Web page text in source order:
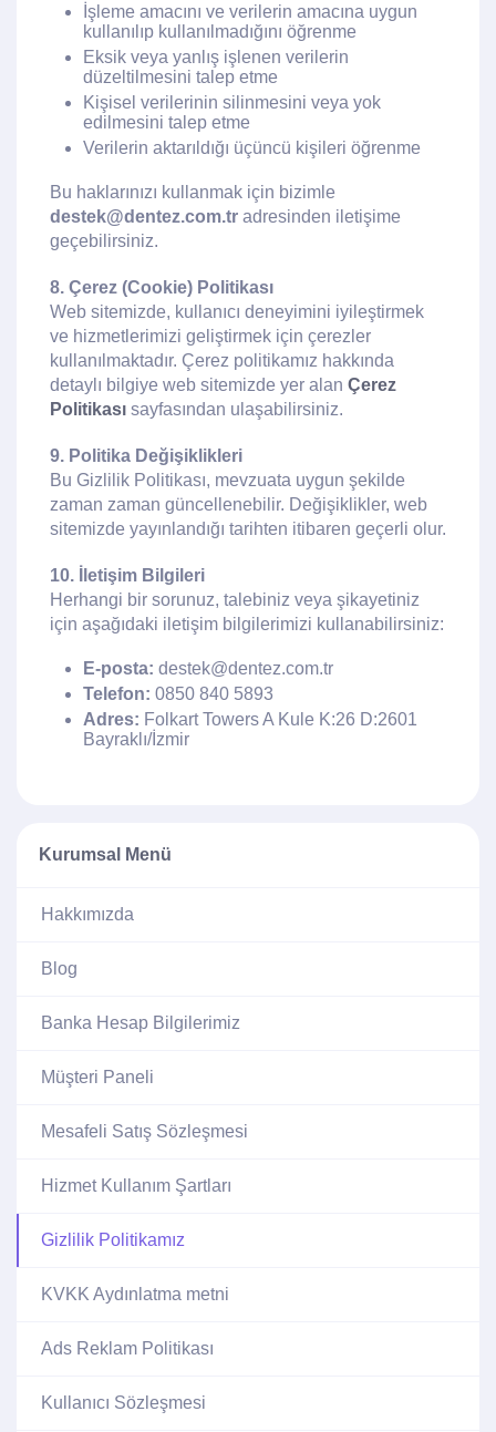
İşleme amacını ve verilerin amacına uygun
kullanılıp kullanılmadığını öğrenme
Eksik veya yanlış işlenen verilerin
düzeltilmesini talep etme
Kişisel verilerinin silinmesini veya yok
edilmesini talep etme
Verilerin aktarıldığı üçüncü kişileri öğrenme
Bu haklarınızı kullanmak için bizimle
destek@dentez.com.tr adresinden iletişime
geçebilirsiniz.
8. Çerez (Cookie) Politikası
Web sitemizde, kullanıcı deneyimini iyileştirmek
ve hizmetlerimizi geliştirmek için çerezler
kullanılmaktadır. Çerez politikamız hakkında
detaylı bilgiye web sitemizde yer alan Çerez
Politikası sayfasından ulaşabilirsiniz.
9. Politika Değişiklikleri
Bu Gizlilik Politikası, mevzuata uygun şekilde
zaman zaman güncellenebilir. Değişiklikler, web
sitemizde yayınlandığı tarihten itibaren geçerli olur.
10. İletişim Bilgileri
Herhangi bir sorunuz, talebiniz veya şikayetiniz
için aşağıdaki iletişim bilgilerimizi kullanabilirsiniz:
E-posta: destek@dentez.com.tr
Telefon: 0850 840 5893
Adres: Folkart Towers A Kule K:26 D:2601
Bayraklı/İzmir
Kurumsal Menü
Hakkımızda
Blog
Banka Hesap Bilgilerimiz
Müşteri Paneli
Mesafeli Satış Sözleşmesi
Hizmet Kullanım Şartları
Gizlilik Politikamız
KVKK Aydınlatma metni
Ads Reklam Politikası
Kullanıcı Sözleşmesi